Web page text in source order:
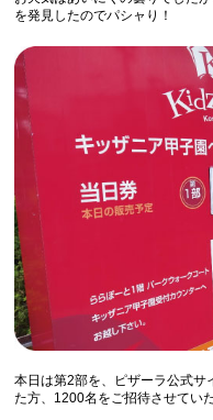
を発見したのでパシャり！
本日は第2部を、ピザーラ公式
た方、1200名をご招待させてい